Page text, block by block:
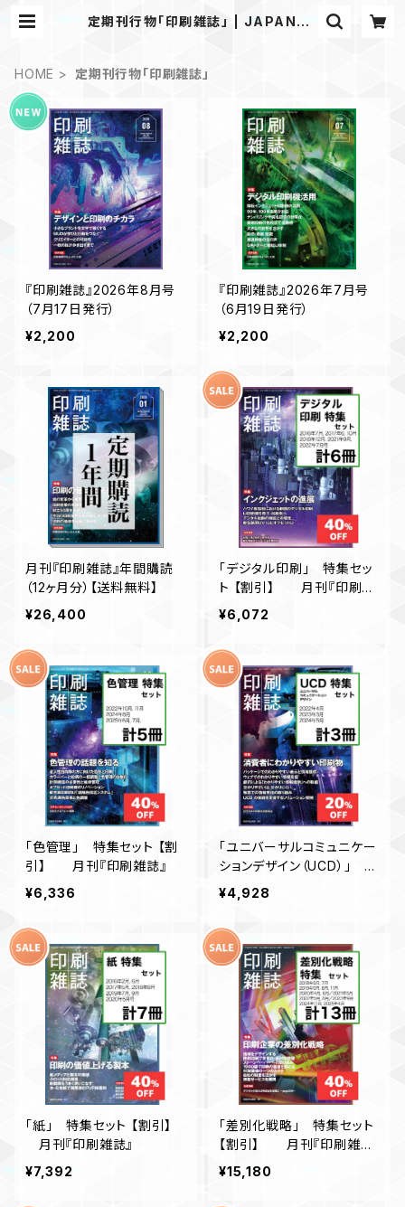
定期刊行物「印刷雑誌」 | JAPANPR
HOME 定期刊行物「印刷雑誌」
『印刷雑誌』2026年8月号
（7月17日発行）
¥2,200
『印刷雑誌』2026年7月号
（6月19日発行）
¥2,200
月刊『印刷雑誌』年間購読
（12ヶ月分）【送料無料】
¥26,400
「デジタル印刷」 特集セッ
ト 【割引】 月刊『印刷雑
誌』
¥6,072
「色管理」 特集セット 【割
引】 月刊『印刷雑誌』
¥6,336
「ユニバーサルコミュニケー
ションデザイン（UCD）」 特
集セット 【割引】 月刊
『印刷雑誌』
¥4,928
「紙」 特集セット 【割引】
月刊『印刷雑誌』
¥7,392
「差別化戦略」 特集セット
【割引】 月刊『印刷雑
誌』
¥15,180